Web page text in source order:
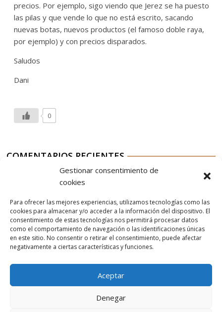
Gestionar consentimiento de
cookies
Para ofrecer las mejores experiencias, utilizamos tecnologías como las
cookies para almacenar y/o acceder a la información del dispositivo. El
consentimiento de estas tecnologías nos permitirá procesar datos
como el comportamiento de navegación o las identificaciones únicas
en este sitio. No consentir o retirar el consentimiento, puede afectar
negativamente a ciertas características y funciones.
Aceptar
Denegar
precios. Por ejemplo, sigo viendo que Jerez se ha puesto
las pilas y que vende lo que no está escrito, sacando
nuevas botas, nuevos productos (el famoso doble raya,
por ejemplo) y con precios disparados.
Saludos
Dani
0
COMENTARIOS RECIENTES
Nordés Vermouth Rojo
Aurelio G-MenNordés Vermouth Rojo
AitorenNordés Vermouth Rojo
Aurelio G-M en Nordés Vermouth Rojo